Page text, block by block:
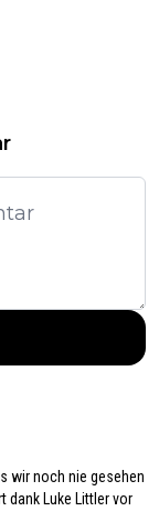
wir noch nie gesehen
dank Luke Littler vor